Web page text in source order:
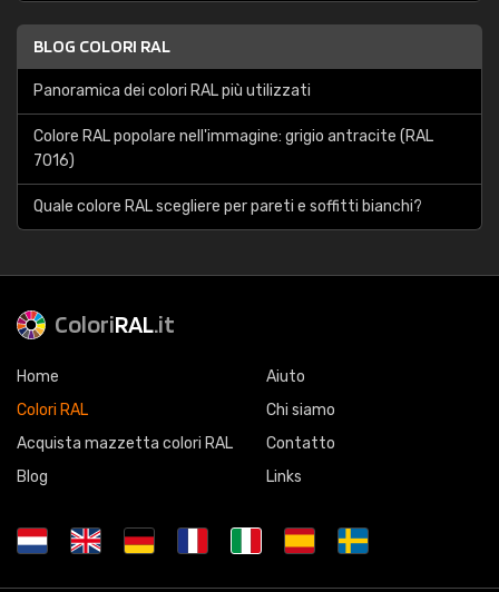
BLOG COLORI RAL
Panoramica dei colori RAL più utilizzati
Colore RAL popolare nell'immagine: grigio antracite (RAL
7016)
Quale colore RAL scegliere per pareti e soffitti bianchi?
ColoriRAL.it
Home
Colori RAL
Acquista mazzetta colori RAL
Blog
Aiuto
Chi siamo
Contatto
Links